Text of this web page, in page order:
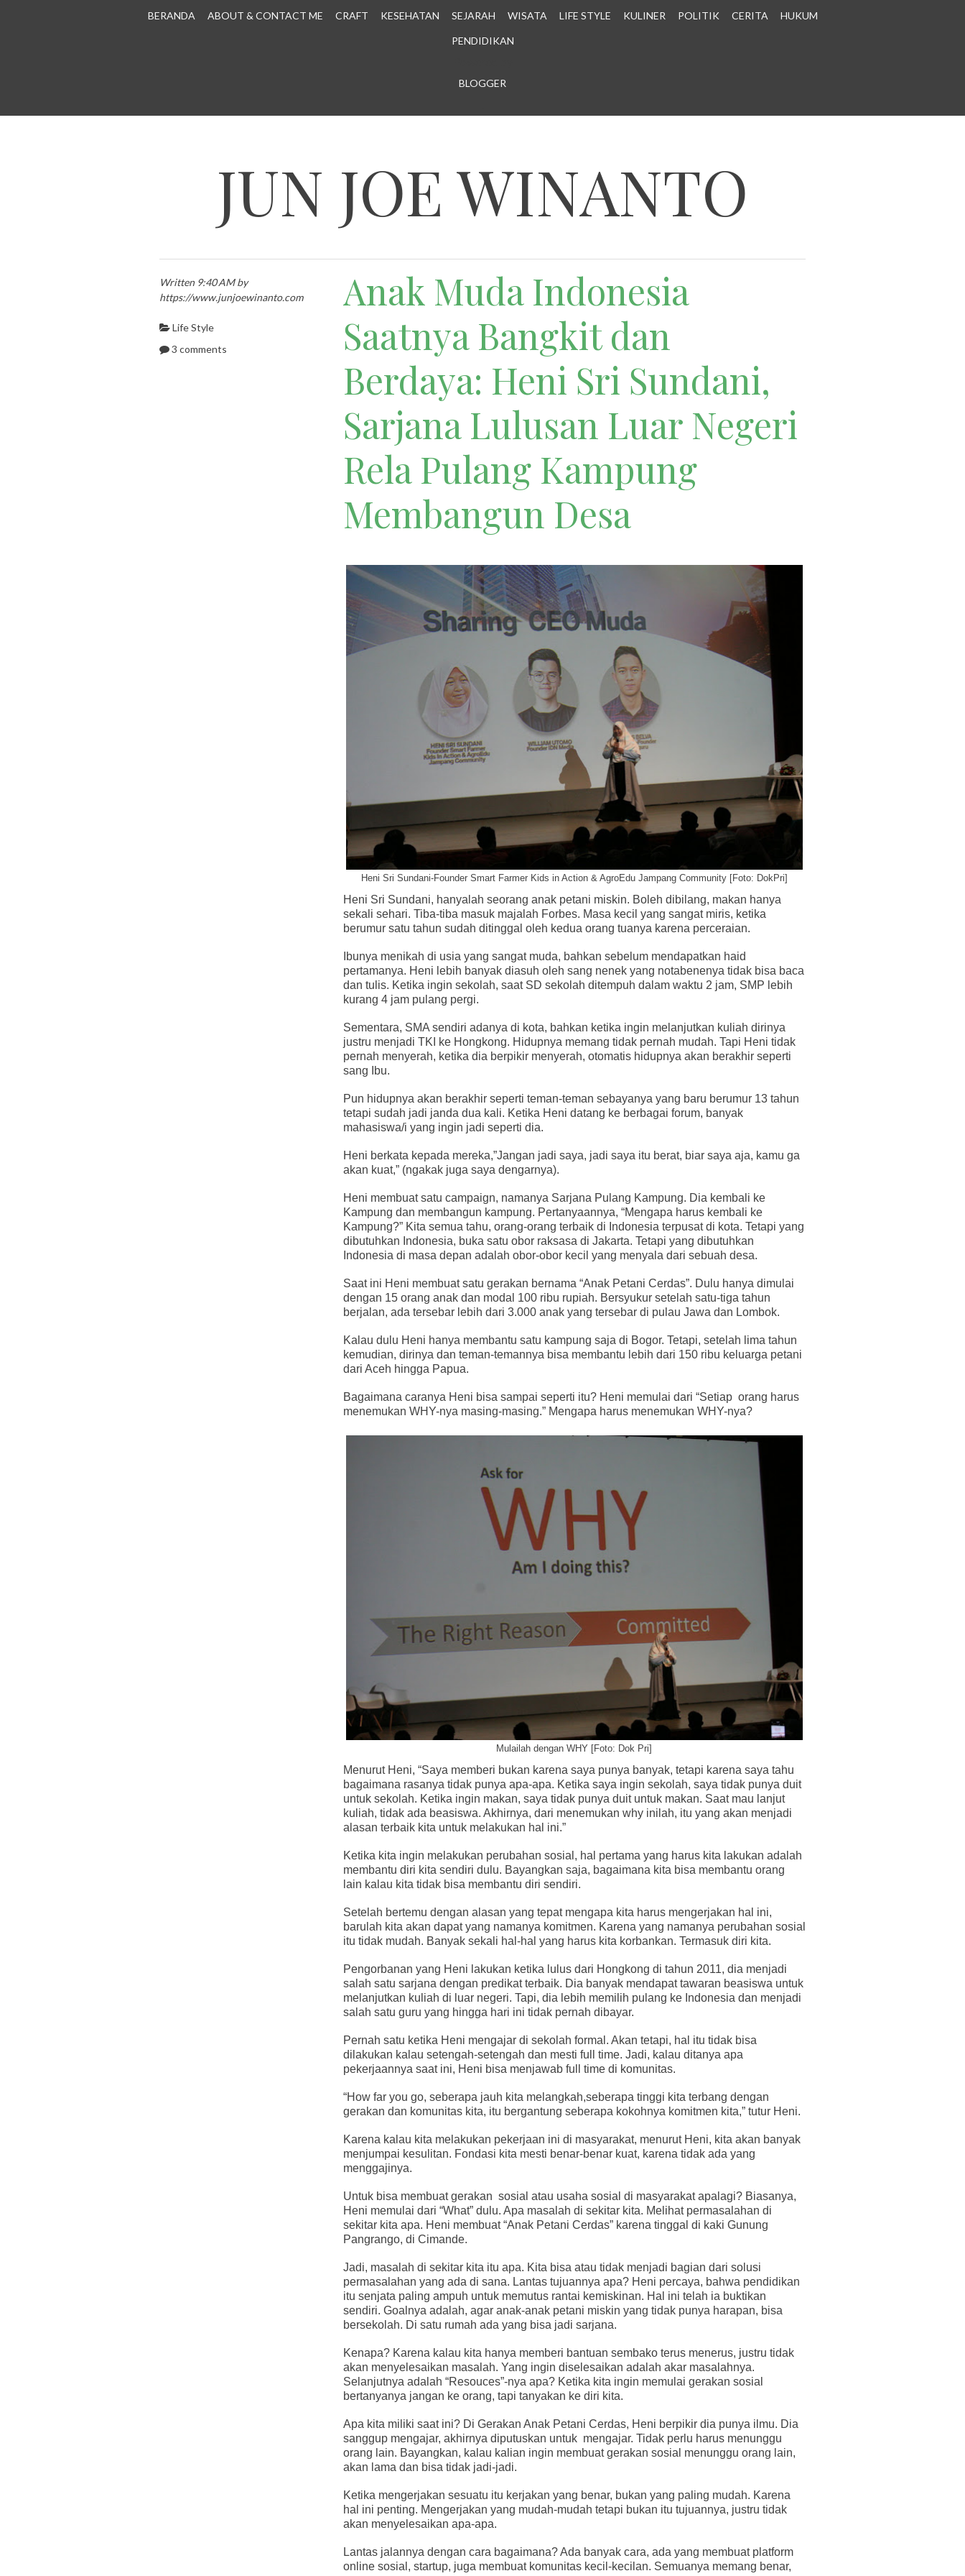
BERANDA ABOUT & CONTACT ME CRAFT KESEHATAN SEJARAH WISATA LIFE STYLE KULINER POLITIK CERITA HUKUM
PENDIDIKAN
BLOGGER
JUN JOE WINANTO
Anak Muda Indonesia
Saatnya Bangkit dan
Berdaya: Heni Sri Sundani,
Sarjana Lulusan Luar Negeri
Rela Pulang Kampung
Membangun Desa
Heni Sri Sundani-Founder Smart Farmer Kids in Action & AgroEdu Jampang Community [Foto: DokPri]
Heni Sri Sundani, hanyalah seorang anak petani miskin. Boleh dibilang, makan hanya
sekali sehari. Tiba-tiba masuk majalah Forbes. Masa kecil yang sangat miris, ketika
berumur satu tahun sudah ditinggal oleh kedua orang tuanya karena perceraian.
Ibunya menikah di usia yang sangat muda, bahkan sebelum mendapatkan haid
pertamanya. Heni lebih banyak diasuh oleh sang nenek yang notabenenya tidak bisa baca
dan tulis. Ketika ingin sekolah, saat SD sekolah ditempuh dalam waktu 2 jam, SMP lebih
kurang 4 jam pulang pergi.
Sementara, SMA sendiri adanya di kota, bahkan ketika ingin melanjutkan kuliah dirinya
justru menjadi TKI ke Hongkong. Hidupnya memang tidak pernah mudah. Tapi Heni tidak
pernah menyerah, ketika dia berpikir menyerah, otomatis hidupnya akan berakhir seperti
sang Ibu.
Pun hidupnya akan berakhir seperti teman-teman sebayanya yang baru berumur 13 tahun
tetapi sudah jadi janda dua kali. Ketika Heni datang ke berbagai forum, banyak
mahasiswa/i yang ingin jadi seperti dia.
Heni berkata kepada mereka,”Jangan jadi saya, jadi saya itu berat, biar saya aja, kamu ga
akan kuat,” (ngakak juga saya dengarnya).
Heni membuat satu campaign, namanya Sarjana Pulang Kampung. Dia kembali ke
Kampung dan membangun kampung. Pertanyaannya, “Mengapa harus kembali ke
Kampung?” Kita semua tahu, orang-orang terbaik di Indonesia terpusat di kota. Tetapi yang
dibutuhkan Indonesia, buka satu obor raksasa di Jakarta. Tetapi yang dibutuhkan
Indonesia di masa depan adalah obor-obor kecil yang menyala dari sebuah desa.
Saat ini Heni membuat satu gerakan bernama “Anak Petani Cerdas”. Dulu hanya dimulai
dengan 15 orang anak dan modal 100 ribu rupiah. Bersyukur setelah satu-tiga tahun
berjalan, ada tersebar lebih dari 3.000 anak yang tersebar di pulau Jawa dan Lombok.
Kalau dulu Heni hanya membantu satu kampung saja di Bogor. Tetapi, setelah lima tahun
kemudian, dirinya dan teman-temannya bisa membantu lebih dari 150 ribu keluarga petani
dari Aceh hingga Papua.
Bagaimana caranya Heni bisa sampai seperti itu? Heni memulai dari “Setiap orang harus
menemukan WHY-nya masing-masing.” Mengapa harus menemukan WHY-nya?
Mulailah dengan WHY [Foto: Dok Pri]
Menurut Heni, “Saya memberi bukan karena saya punya banyak, tetapi karena saya tahu
bagaimana rasanya tidak punya apa-apa. Ketika saya ingin sekolah, saya tidak punya duit
untuk sekolah. Ketika ingin makan, saya tidak punya duit untuk makan. Saat mau lanjut
kuliah, tidak ada beasiswa. Akhirnya, dari menemukan why inilah, itu yang akan menjadi
alasan terbaik kita untuk melakukan hal ini.”
Ketika kita ingin melakukan perubahan sosial, hal pertama yang harus kita lakukan adalah
membantu diri kita sendiri dulu. Bayangkan saja, bagaimana kita bisa membantu orang
lain kalau kita tidak bisa membantu diri sendiri.
Setelah bertemu dengan alasan yang tepat mengapa kita harus mengerjakan hal ini,
barulah kita akan dapat yang namanya komitmen. Karena yang namanya perubahan sosial
itu tidak mudah. Banyak sekali hal-hal yang harus kita korbankan. Termasuk diri kita.
Pengorbanan yang Heni lakukan ketika lulus dari Hongkong di tahun 2011, dia menjadi
salah satu sarjana dengan predikat terbaik. Dia banyak mendapat tawaran beasiswa untuk
melanjutkan kuliah di luar negeri. Tapi, dia lebih memilih pulang ke Indonesia dan menjadi
salah satu guru yang hingga hari ini tidak pernah dibayar.
Pernah satu ketika Heni mengajar di sekolah formal. Akan tetapi, hal itu tidak bisa
dilakukan kalau setengah-setengah dan mesti full time. Jadi, kalau ditanya apa
pekerjaannya saat ini, Heni bisa menjawab full time di komunitas.
“How far you go, seberapa jauh kita melangkah,seberapa tinggi kita terbang dengan
gerakan dan komunitas kita, itu bergantung seberapa kokohnya komitmen kita,” tutur Heni.
Karena kalau kita melakukan pekerjaan ini di masyarakat, menurut Heni, kita akan banyak
menjumpai kesulitan. Fondasi kita mesti benar-benar kuat, karena tidak ada yang
menggajinya.
Untuk bisa membuat gerakan sosial atau usaha sosial di masyarakat apalagi? Biasanya,
Heni memulai dari “What” dulu. Apa masalah di sekitar kita. Melihat permasalahan di
sekitar kita apa. Heni membuat “Anak Petani Cerdas” karena tinggal di kaki Gunung
Pangrango, di Cimande.
Jadi, masalah di sekitar kita itu apa. Kita bisa atau tidak menjadi bagian dari solusi
permasalahan yang ada di sana. Lantas tujuannya apa? Heni percaya, bahwa pendidikan
itu senjata paling ampuh untuk memutus rantai kemiskinan. Hal ini telah ia buktikan
sendiri. Goalnya adalah, agar anak-anak petani miskin yang tidak punya harapan, bisa
bersekolah. Di satu rumah ada yang bisa jadi sarjana.
Kenapa? Karena kalau kita hanya memberi bantuan sembako terus menerus, justru tidak
akan menyelesaikan masalah. Yang ingin diselesaikan adalah akar masalahnya.
Selanjutnya adalah “Resouces”-nya apa? Ketika kita ingin memulai gerakan sosial
bertanyanya jangan ke orang, tapi tanyakan ke diri kita.
Apa kita miliki saat ini? Di Gerakan Anak Petani Cerdas, Heni berpikir dia punya ilmu. Dia
sanggup mengajar, akhirnya diputuskan untuk mengajar. Tidak perlu harus menunggu
orang lain. Bayangkan, kalau kalian ingin membuat gerakan sosial menunggu orang lain,
akan lama dan bisa tidak jadi-jadi.
Ketika mengerjakan sesuatu itu kerjakan yang benar, bukan yang paling mudah. Karena
hal ini penting. Mengerjakan yang mudah-mudah tetapi bukan itu tujuannya, justru tidak
akan menyelesaikan apa-apa.
Lantas jalannya dengan cara bagaimana? Ada banyak cara, ada yang membuat platform
online sosial, startup, juga membuat komunitas kecil-kecilan. Semuanya memang benar,
Written 9:40 AM by
https://www.junjoewinanto.com
Life Style
3 comments